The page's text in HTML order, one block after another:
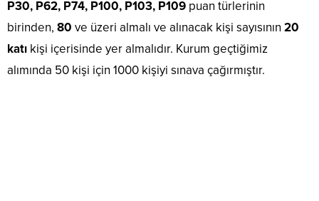
P30, P62, P74, P100, P103, P109 puan türlerinin
birinden, 80 ve üzeri almalı ve alınacak kişi sayısının 20
katı kişi içerisinde yer almalıdır. Kurum geçtiğimiz
alımında 50 kişi için 1000 kişiyi sınava çağırmıştır.